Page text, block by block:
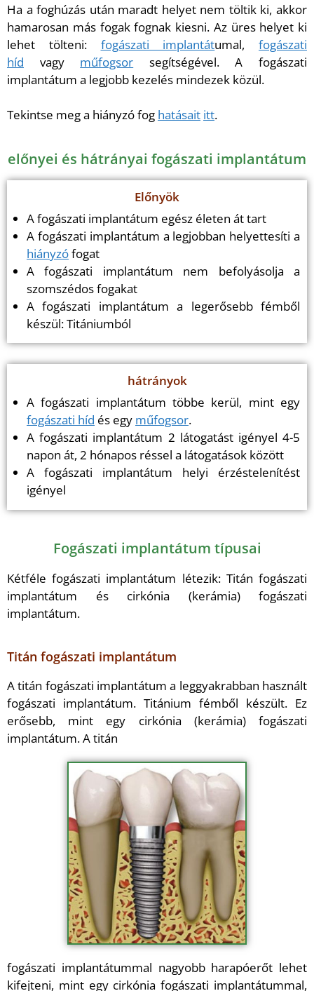
Ha a foghúzás után maradt helyet nem töltik ki, akkor
hamarosan más fogak fognak kiesni. Az üres helyet ki
lehet tölteni: fogászati implantátumal, fogászati
híd vagy műfogsor segítségével. A fogászati
implantátum a legjobb kezelés mindezek közül.
Tekintse meg a hiányzó fog hatásait itt.
előnyei és hátrányai fogászati implantátum
Előnyök
A fogászati implantátum egész életen át tart
A fogászati implantátum a legjobban helyettesíti a
hiányzófogat
A fogászati implantátum nem befolyásolja a
szomszédos fogakat
A fogászati implantátum a legerősebb fémből
készül: Titániumból
hátrányok
A fogászati implantátum többe kerül, mint egy
fogászati híd és egy műfogsor.
A fogászati implantátum 2 látogatást igényel 4-5
napon át, 2 hónapos réssel a látogatások között
A fogászati implantátum helyi érzéstelenítést
igényel
Fogászati implantátum típusai
Kétféle fogászati implantátum létezik: Titán fogászati
implantátum és cirkónia (kerámia) fogászati
implantátum.
Titán fogászati implantátum
A titán fogászati implantátum a leggyakrabban használt
fogászati implantátum. Titánium fémből készült. Ez
erősebb, mint egy cirkónia (kerámia) fogászati
implantátum. A titán
fogászati implantátummal nagyobb harapóerőt lehet
kifejteni, mint egy cirkónia fogászati implantátummal,